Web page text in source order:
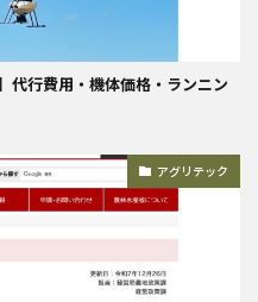
代行費用・機体価格・ランニン
アグリテック